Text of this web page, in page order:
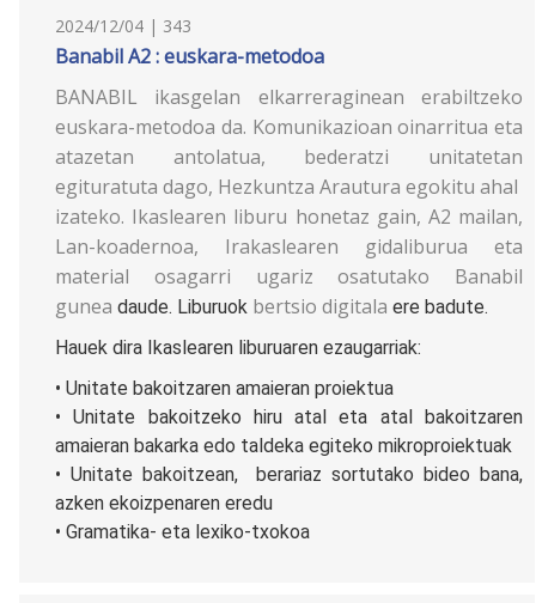
2024/12/04 | 343
Banabil A2 : euskara-metodoa
BANABIL ikasgelan elkarreraginean erabiltzeko
euskara-metodoa da. Komunikazioan oinarritua eta
atazetan antolatua, bederatzi unitatetan
egituratuta dago, Hezkuntza Arautura egokitu ahal
izateko. Ikaslearen liburu honetaz gain, A2 mailan,
Lan-koadernoa, Irakaslearen gidaliburua eta
material osagarri ugariz osatutako Banabil
gunea daude. Liburuok bertsio digitala ere badute.
Hauek dira Ikaslearen liburuaren ezaugarriak:
• Unitate bakoitzaren amaieran proiektua
• Unitate bakoitzeko hiru atal eta atal bakoitzaren
amaieran bakarka edo taldeka egiteko mikroproiektuak
• Unitate bakoitzean, berariaz sortutako bideo bana,
azken ekoizpenaren eredu
• Gramatika- eta lexiko-txokoa